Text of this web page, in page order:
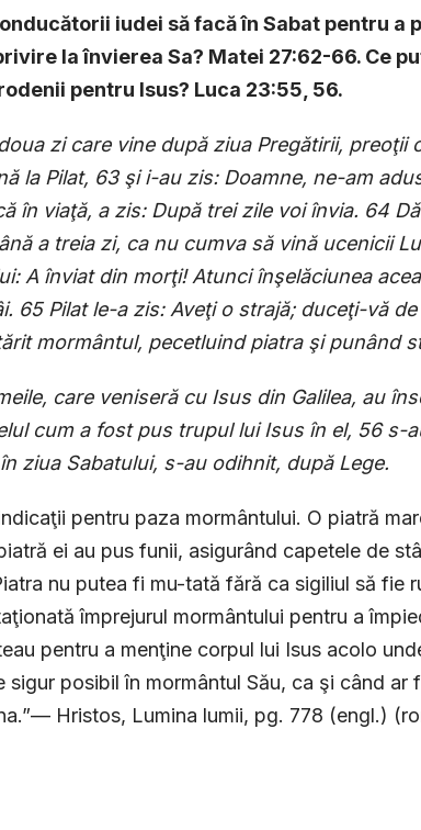
iudei să facă în Sabat pentru
la învierea Sa? Matei 27:62-66. Ce
pentru Isus? Luca 23:55, 56.
zi care vine după ziua Pregătirii, preoţii
la Pilat, 63 şi i-au zis: Doamne, ne-am
în viaţă, a zis: După trei zile voi învia. 64
a treia zi, ca nu cumva să vină ucenicii
A înviat din morţi! Atunci înşelăciunea
65 Pilat le-a zis: Aveţi o strajă; duceţi-vă
mormântul, pecetluind piatra şi punând
care veniseră cu Isus din Galilea, au
cum a fost pus trupul lui Isus în el, 56 s-
ziua Sabatului, s-au odihnit, după Lege.
pentru paza mormântului. O piatră
ei au pus funii, asigurând capetele de
nu putea fi mu-tată fără ca sigiliul să fie
împrejurul mormântului pentru a
pentru a menţine corpul lui Isus acolo
sigur posibil în mormântul Său, ca şi când ar
Hristos, Lumina lumii, pg. 778 (engl.)